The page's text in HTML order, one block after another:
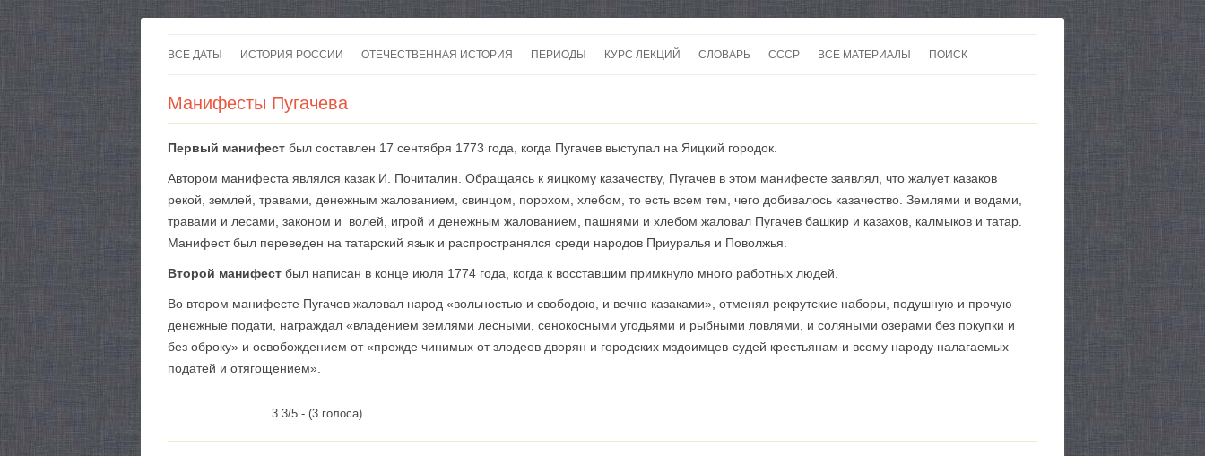
к
ВСЕ ДАТЫ ИСТОРИЯ РОССИИ ОТЕЧЕСТВЕННАЯ ИСТОРИЯ ПЕРИОДЫ КУРС ЛЕКЦИЙ СЛОВАРЬ СССР ВСЕ МАТЕРИАЛЫ ПОИСК
Манифесты Пугачева
Первый манифест был составлен 17 сентября 1773 года, когда Пугачев выступал на Яицкий городок.
Автором манифеста являлся казак И. Почиталин. Обращаясь к яицкому казачеству, Пугачев в этом манифесте заявлял, что жалует казаков
рекой, землей, травами, денежным жа­лованием, свинцом, порохом, хлебом, то есть всем тем, чего добивалось казачество. Землями и водами,
травами и лесами, законом и волей, игрой и денежным жалованием, пашнями и хлебом жаловал Пугачев башкир и казахов, калмыков и татар.
Манифест был переведен на татарский язык и распространялся среди народов Приуралья и Поволжья.
Второй манифест был написан в конце июля 1774 года, когда к восставшим примкнуло много работных людей.
Во втором манифесте Пугачев жаловал народ «вольностью и свободою, и вечно казаками», отменял рекрутские наборы, подушную и прочую
денежные подати, награждал «владением землями лесными, сенокосными угодьями и рыбными ловлями, и соляными озерами без покупки и
без оброку» и освобождением от «прежде чинимых от злодеев дворян и городских мздоимцев-судей крестьянам и всему народу налагаемых
податей и отягощением».
3.3/5 - (3 голоса)